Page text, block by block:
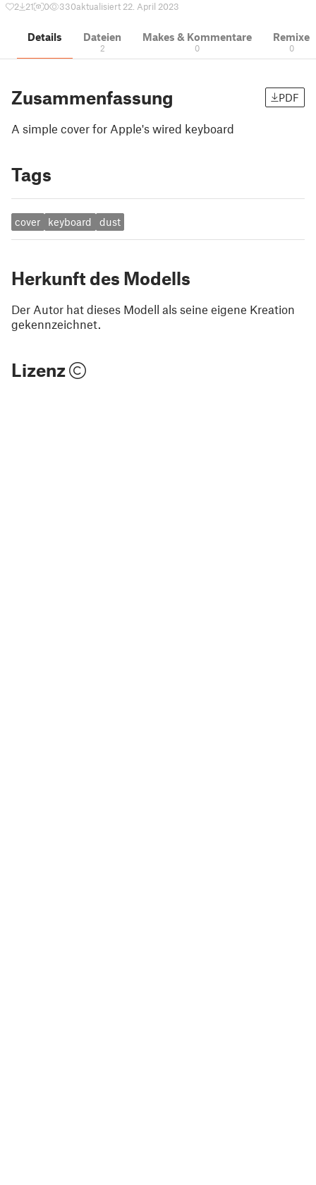
2 21 0 330aktualisiert 22. April 2023
Details Dateien
2
Makes & Kommentare
0
Remixe
0
Zusammenfassung PDF
A simple cover for Apple's wired keyboard
Tags
cover keyboard dust
Herkunft des Modells
Der Autor hat dieses Modell als seine eigene Kreation
gekennzeichnet.
Lizenz